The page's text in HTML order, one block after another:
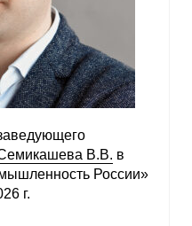
В.В. в
России»
г.